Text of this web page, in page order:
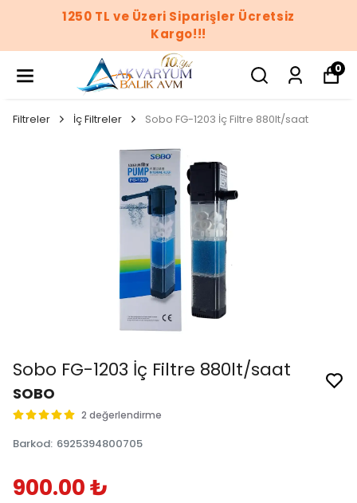
1250 TL ve Üzeri Siparişler Ücretsiz
Kargo!!!
0
Filtreler İç Filtreler Sobo FG-1203 İç Filtre 880lt/saat
Sobo FG-1203 İç Filtre 880lt/saat
SOBO
2 değerlendirme
Barkod: 6925394800705
900.00 ₺